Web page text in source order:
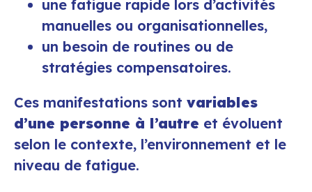
une fatigue rapide lors d’activités
manuelles ou organisationnelles,
un besoin de routines ou de
stratégies compensatoires.
Ces manifestations sont variables
d’une personne à l’autre et évoluent
selon le contexte, l’environnement et le
niveau de fatigue.